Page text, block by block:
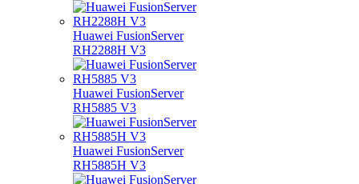
Huawei FusionServer
RH2288H V3
Huawei FusionServer
RH5885 V3
Huawei FusionServer
RH5885H V3